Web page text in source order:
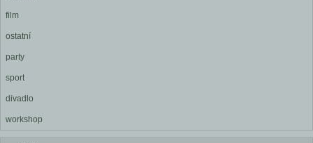
film
ostatní
party
sport
divadlo
workshop